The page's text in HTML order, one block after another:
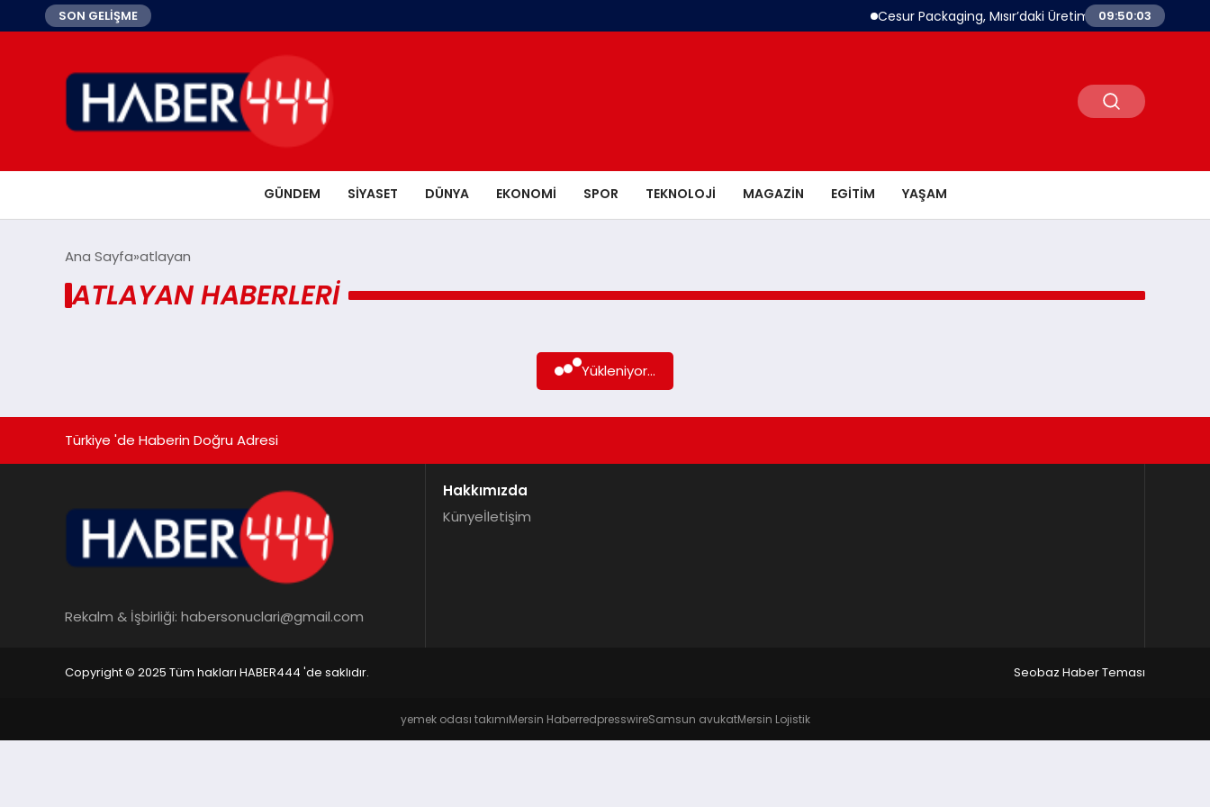
SON GELİŞME Cesur Packaging, Mısır’daki Üretim Üssünü Büyütüyor
09:50:03
GÜNDEM SIYASET DÜNYA EKONOMI SPOR TEKNOLOJI MAGAZIN EGITIM YAŞAM
Ana Sayfa atlayan
ATLAYAN HABERLERI
Yükleniyor...
Türkiye 'de Haberin Doğru Adresi
Rekalm & İşbirliği: habersonuclari@gmail.com
Hakkımızda
Künyeİletişim
Copyright © 2025 Tüm hakları HABER444 'de saklıdır. Seobaz Haber Teması
yemek odası takımıMersin HaberredpresswireSamsun avukatMersin Lojistik